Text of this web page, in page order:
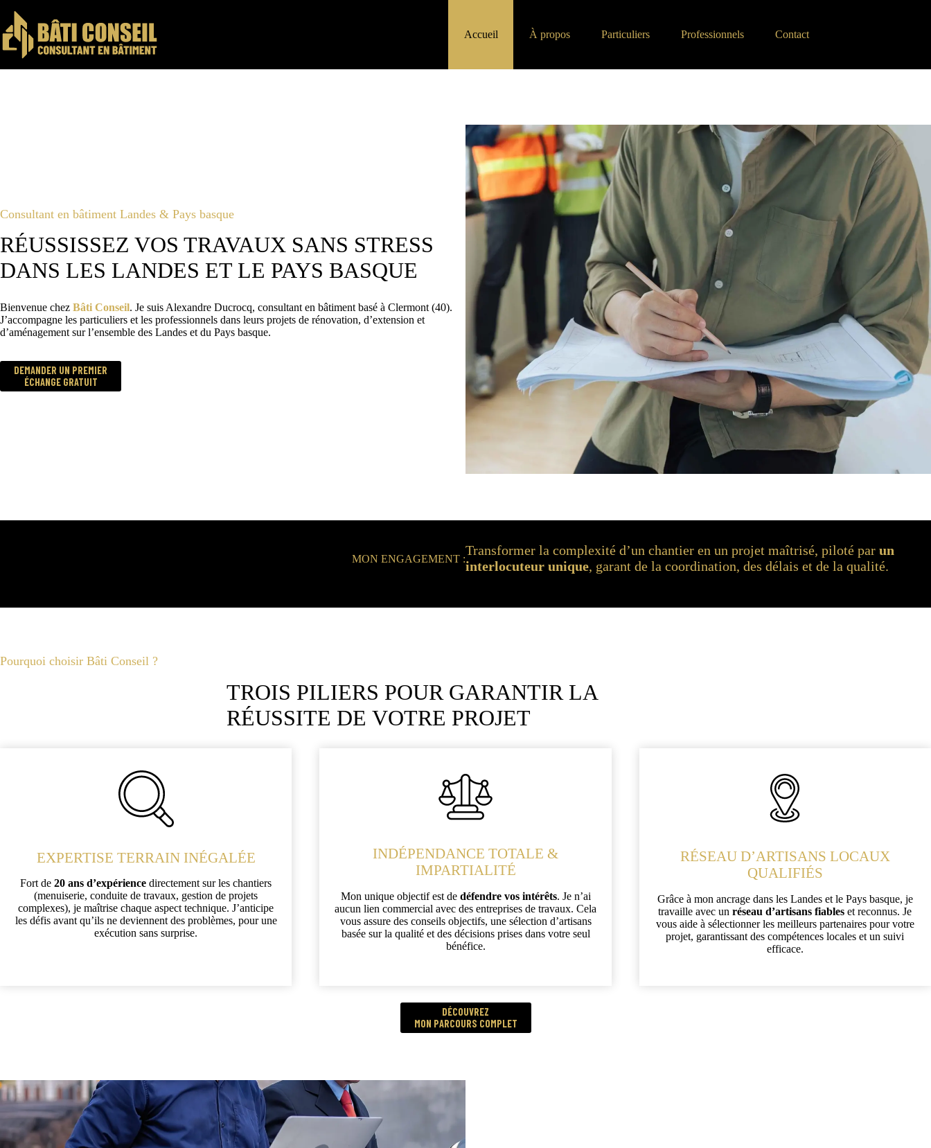
contenu
Accueil À propos Particuliers Professionnels Contact
Consultant en bâtiment Landes & Pays basque
RÉUSSISSEZ VOS TRAVAUX SANS STRESS
DANS LES LANDES ET LE PAYS BASQUE
Bienvenue chez Bâti Conseil. Je suis Alexandre Ducrocq, consultant en bâtiment basé à Clermont (40).
J’accompagne les particuliers et les professionnels dans leurs projets de rénovation, d’extension et
d’aménagement sur l’ensemble des Landes et du Pays basque.
DEMANDER UN PREMIER
ÉCHANGE GRATUIT
MON ENGAGEMENT :
Transformer la complexité d’un chantier en un projet maîtrisé, piloté par un
interlocuteur unique, garant de la coordination, des délais et de la qualité.
Pourquoi choisir Bâti Conseil ?
TROIS PILIERS POUR GARANTIR LA
RÉUSSITE DE VOTRE PROJET
EXPERTISE TERRAIN INÉGALÉE
Fort de20 ans d’expérience directement sur les chantiers
(menuiserie, conduite de travaux, gestion de projets
complexes), je maîtrise chaque aspect technique. J’anticipe
les défis avant qu’ils ne deviennent des problèmes, pour une
exécution sans surprise.
INDÉPENDANCE TOTALE &
IMPARTIALITÉ
Mon unique objectif est de défendre vos intérêts. Je n’ai
aucun lien commercial avec des entreprises de travaux. Cela
vous assure des conseils objectifs, une sélection d’artisans
basée sur la qualité et des décisions prises dans votre seul
bénéfice.
RÉSEAU D’ARTISANS LOCAUX
QUALIFIÉS
Grâce à mon ancrage dans les Landes et le Pays basque, je
travaille avec unréseau d’artisans fiableset reconnus. Je
vous aide à sélectionner les meilleurs partenaires pour votre
projet, garantissant des compétences locales et un suivi
efficace.
DÉCOUVREZ
MON PARCOURS COMPLET